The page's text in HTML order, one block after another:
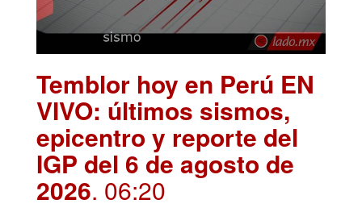
Temblor hoy en Perú EN
VIVO: últimos sismos,
epicentro y reporte del
IGP del 6 de agosto de
2026. 06:20